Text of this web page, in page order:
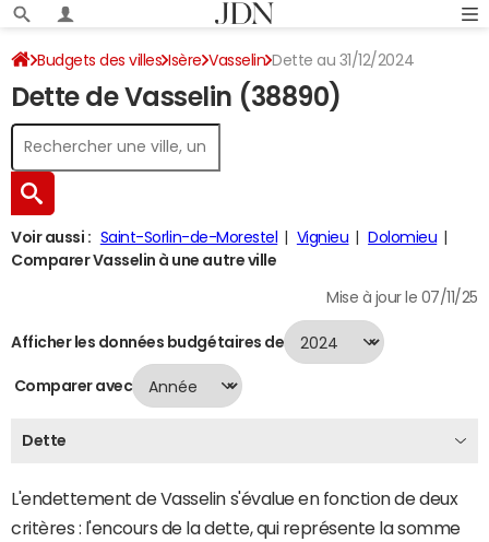
Budgets des villes Isère Vasselin Dette au 31/12/2024
Dette de Vasselin (38890)
Voir aussi : Saint-Sorlin-de-Morestel Vignieu
Dolomieu
Comparer Vasselin à une autre ville
Mise à jour le 07/11/25
Afficher les données budgétaires de
Comparer avec
Dette
L'endettement de Vasselin s'évalue en fonction de deux
critères : l'encours de la dette, qui représente la somme